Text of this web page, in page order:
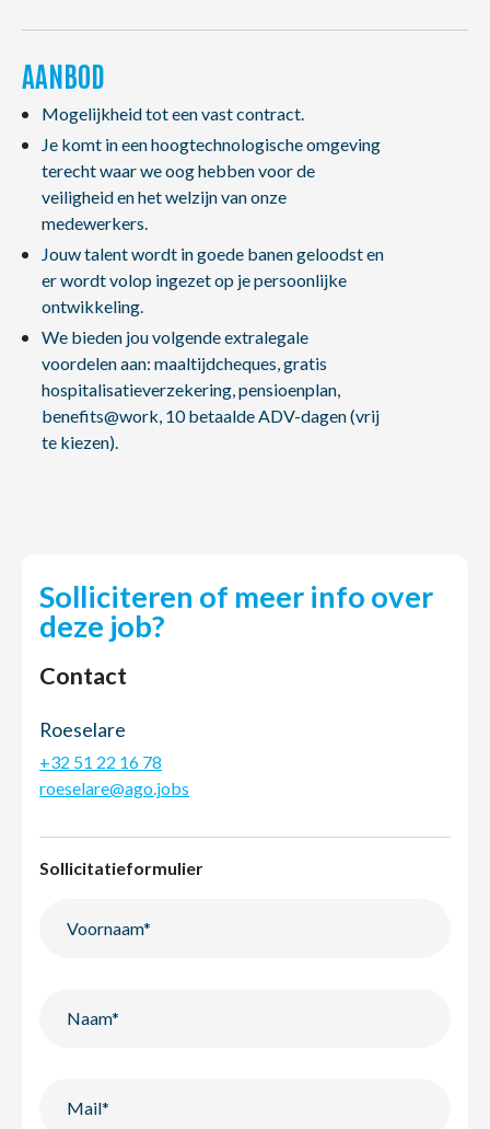
AANBOD
Mogelijkheid tot een vast contract.
Je komt in een hoogtechnologische omgeving
terecht waar we oog hebben voor de
veiligheid en het welzijn van onze
medewerkers.
Jouw talent wordt in goede banen geloodst en
er wordt volop ingezet op je persoonlijke
ontwikkeling.
We bieden jou volgende extralegale
voordelen aan: maaltijdcheques, gratis
hospitalisatieverzekering, pensioenplan,
benefits@work, 10 betaalde ADV-dagen (vrij
te kiezen).
Solliciteren of meer info over
deze job?
Contact
Roeselare
+32 51 22 16 78
roeselare@ago.jobs
Sollicitatieformulier